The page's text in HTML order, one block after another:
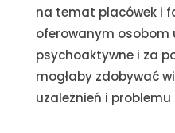
na temat placówek i
oferowanym osobom
psychoaktywne i za
mogłaby zdobywać
uzależnień i